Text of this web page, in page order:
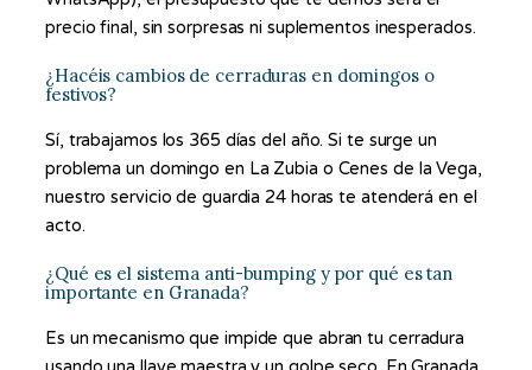
precio final, sin sorpresas ni suplementos inesperados.
¿Hacéis cambios de cerraduras en domingos o
festivos?
Sí, trabajamos los 365 días del año. Si te surge un
problema un domingo en La Zubia o Cenes de la Vega,
nuestro servicio de guardia 24 horas te atenderá en el
acto.
¿Qué es el sistema anti-bumping y por qué es tan
importante en Granada?
Es un mecanismo que impide que abran tu cerradura